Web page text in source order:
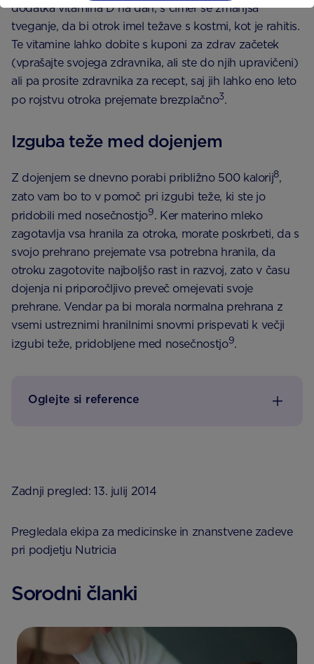
dodatka vitamina D na dan, s čimer se zmanjša
tveganje, da bi otrok imel težave s kostmi, kot je rahitis.
Te vitamine lahko dobite s kuponi za zdrav začetek
(vprašajte svojega zdravnika, ali ste do njih upravičeni)
ali pa prosite zdravnika za recept, saj jih lahko eno leto
po rojstvu otroka prejemate brezplačno3.
Izguba teže med dojenjem
Z dojenjem se dnevno porabi približno 500 kalorij8,
zato vam bo to v pomoč pri izgubi teže, ki ste jo
pridobili med nosečnostjo9. Ker materino mleko
zagotavlja vsa hranila za otroka, morate poskrbeti, da s
svojo prehrano prejemate vsa potrebna hranila, da
otroku zagotovite najboljšo rast in razvoj, zato v času
dojenja ni priporočljivo preveč omejevati svoje
prehrane. Vendar pa bi morala normalna prehrana z
vsemi ustreznimi hranilnimi snovmi prispevati k večji
izgubi teže, pridobljene med nosečnostjo9.
Oglejte si reference
Zadnji pregled: 13. julij 2014
Pregledala ekipa za medicinske in znanstvene zadeve
pri podjetju Nutricia
Sorodni članki